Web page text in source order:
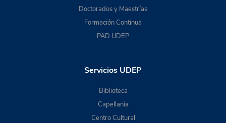
Doctorados y Maestrías
Formación Continua
PAD UDEP
Servicios UDEP
Biblioteca
Capellanía
Centro Cultural